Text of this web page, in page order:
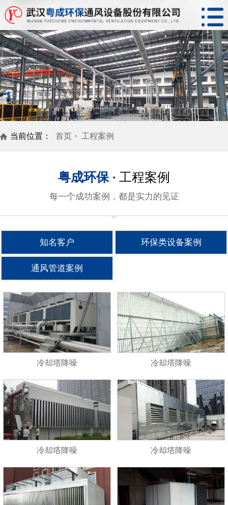
当前位置： 首页 工程案例
粤成环保 · 工程案例
每一个成功案例，都是实力的见证
知名客户 环保类设备案例
通风管道案例
冷却塔降噪 冷却塔降噪
冷却塔降噪 冷却塔降噪